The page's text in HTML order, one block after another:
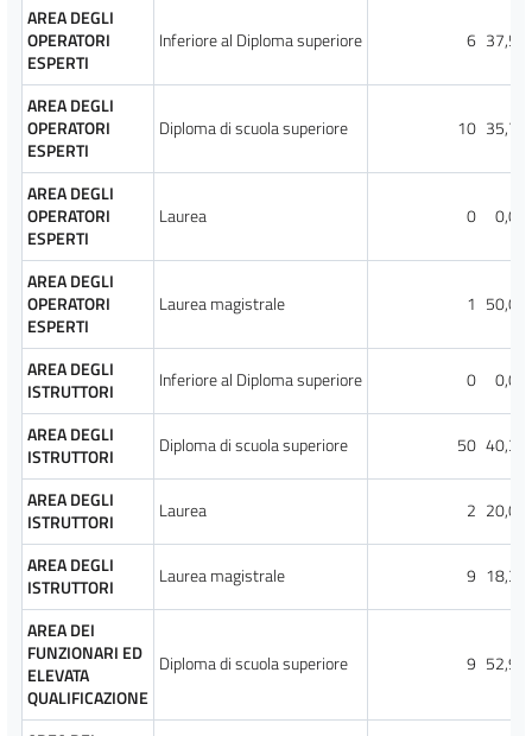
AREA DEGLI
OPERATORI
ESPERTI
Inferiore al Diploma superiore 6 37,50
AREA DEGLI
OPERATORI
ESPERTI
Diploma di scuola superiore 10 35,71
AREA DEGLI
OPERATORI
ESPERTI
Laurea 0 0,00
AREA DEGLI
OPERATORI
ESPERTI
Laurea magistrale 1 50,00
AREA DEGLI
ISTRUTTORI
Inferiore al Diploma superiore 0 0,00
AREA DEGLI
ISTRUTTORI
Diploma di scuola superiore 50 40,32
AREA DEGLI
ISTRUTTORI
Laurea 2 20,00
AREA DEGLI
ISTRUTTORI
Laurea magistrale 9 18,37
AREA DEI
FUNZIONARI ED
ELEVATA
QUALIFICAZIONE
Diploma di scuola superiore 9 52,94